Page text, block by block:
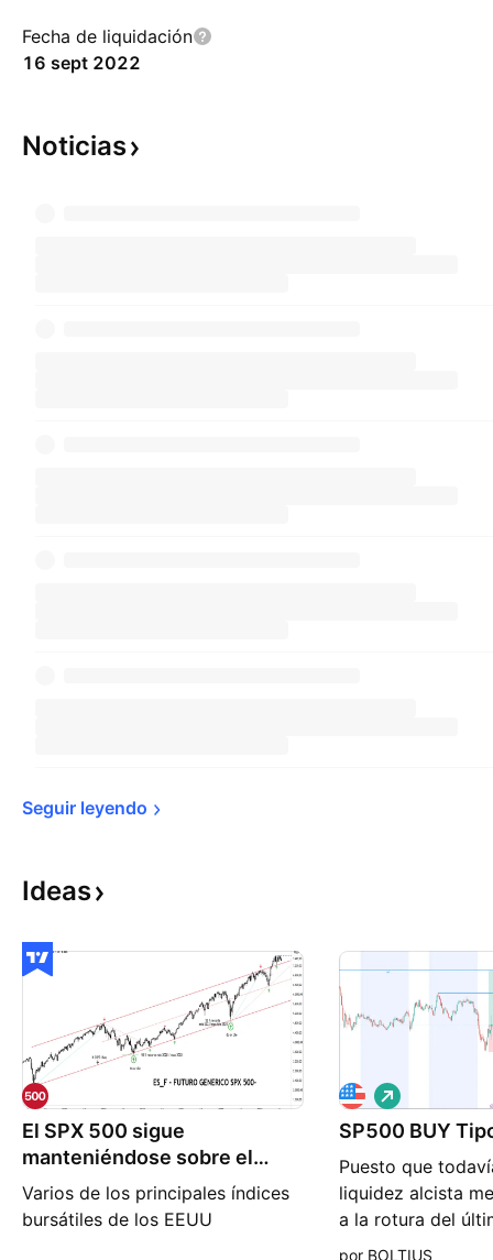
Fecha de liquidación
16 sept 2022
Noticias
Seguir leyendo
Ideas
El SPX 500 sigue
manteniéndose sobre el
soporte extremo
Varios de los principales índices
bursátiles de los EEUU
SP500 BUY
Puesto que
liquidez alcista
a la rotura del
5 min. Mi sesgo
L
a
r
o
por BOLTIUS